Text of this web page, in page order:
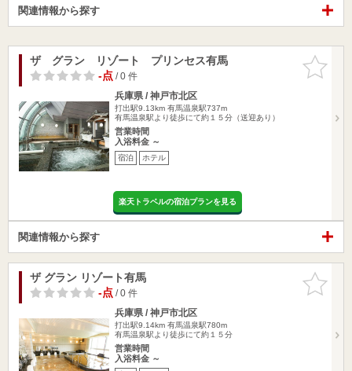
関連情報から探す
お気に入
りに追加
ザ グラン リゾート プリンセス有馬
-点/ 0 件
兵庫県 / 神戸市北区
打出駅9.13km 有馬温泉駅737m
有馬温泉駅より徒歩にて約１５分（送迎あり）
営業時間
入浴料金 ～
宿泊 ホテル
楽天トラベルの宿泊プランを見る
関連情報から探す
お気に入
りに追加
ザ グラン リゾート有馬
-点/ 0 件
兵庫県 / 神戸市北区
打出駅9.14km 有馬温泉駅780m
有馬温泉駅より徒歩にて約１５分
営業時間
入浴料金 ～